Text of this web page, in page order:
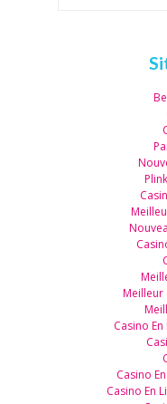
Meilleur
Casino
Casino
Casino En